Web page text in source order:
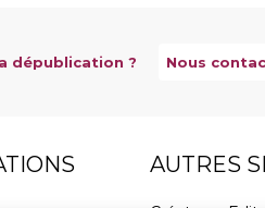
dépublication ? Nous
AUTRES